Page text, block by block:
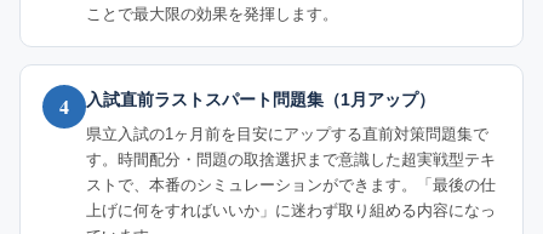
ことで最大限の効果を発揮します。
4 入試直前ラストスパート問題集（1月アップ）
県立入試の1ヶ月前を目安にアップする直前対策問題集で
す。時間配分・問題の取捨選択まで意識した超実戦型テキ
ストで、本番のシミュレーションができます。「最後の仕
上げに何をすればいいか」に迷わず取り組める内容になっ